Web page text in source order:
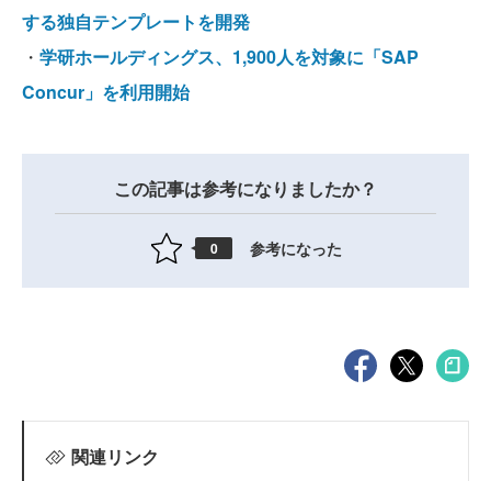
する独自テンプレートを開発
・ 学研ホールディングス、1,900人を対象に「SAP
Concur」を利用開始
この記事は参考になりましたか？
0 参考になった
関連リンク